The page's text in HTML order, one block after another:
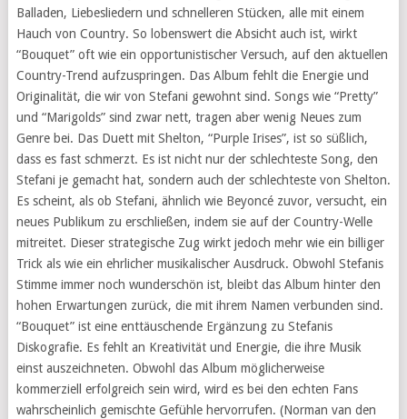
Balladen, Liebesliedern und schnelleren Stücken, alle mit einem
Hauch von Country. So lobenswert die Absicht auch ist, wirkt
“Bouquet” oft wie ein opportunistischer Versuch, auf den aktuellen
Country-Trend aufzuspringen. Das Album fehlt die Energie und
Originalität, die wir von Stefani gewohnt sind. Songs wie “Pretty”
und “Marigolds” sind zwar nett, tragen aber wenig Neues zum
Genre bei. Das Duett mit Shelton, “Purple Irises”, ist so süßlich,
dass es fast schmerzt. Es ist nicht nur der schlechteste Song, den
Stefani je gemacht hat, sondern auch der schlechteste von Shelton.
Es scheint, als ob Stefani, ähnlich wie Beyoncé zuvor, versucht, ein
neues Publikum zu erschließen, indem sie auf der Country-Welle
mitreitet. Dieser strategische Zug wirkt jedoch mehr wie ein billiger
Trick als wie ein ehrlicher musikalischer Ausdruck. Obwohl Stefanis
Stimme immer noch wunderschön ist, bleibt das Album hinter den
hohen Erwartungen zurück, die mit ihrem Namen verbunden sind.
“Bouquet” ist eine enttäuschende Ergänzung zu Stefanis
Diskografie. Es fehlt an Kreativität und Energie, die ihre Musik
einst auszeichneten. Obwohl das Album möglicherweise
kommerziell erfolgreich sein wird, wird es bei den echten Fans
wahrscheinlich gemischte Gefühle hervorrufen. (Norman van den